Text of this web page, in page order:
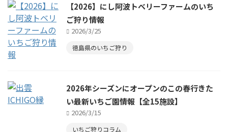
【2026】にし阿波トベリーファームのいち
ご狩り情報
2026/3/25
徳島県のいちご狩り
2026年シーズンにオープンのこの春行きた
い最新いちご園情報【全15施設】
2026/3/15
いちご狩りコラム